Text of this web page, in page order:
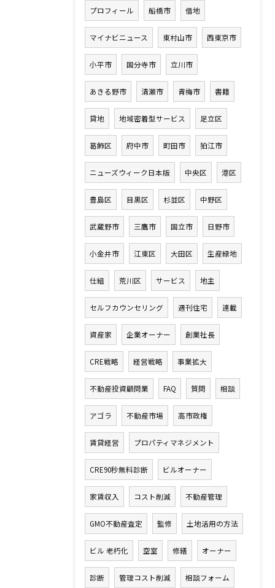
プロフィール 船橋市 借地
マイナビニュース 東村山市 西東京市
小平市 国分寺市 立川市
あきる野市 清瀬市 青梅市 書籍
貸地 地域密着型サービス 足立区
葛飾区 府中市 町田市 狛江市
ニューズウィーク日本版 中央区 港区
豊島区 目黒区 杉並区 中野区
武蔵野市 三鷹市 国立市 日野市
小金井市 江東区 大田区 生産緑地
仕組 荒川区 サービス 地主
セルフカウンセリング 週刊住宅 連載
資産家 企業オーナー 創業社長
CRE戦略 経営戦略 事業拡大
不動産投資顧問業 FAQ 質問 相談
アゴラ 不動産市場 高市政権
賃貸経営 プロパティマネジメント
CRE90秒無料診断 ビルオーナー
家賃収入 コスト削減 不動産管理
GMO不動産査定 監修 土地活用の方法
ビル 老朽化 空室 修繕 オーナー
診断 管理コスト削減 相談フォーム